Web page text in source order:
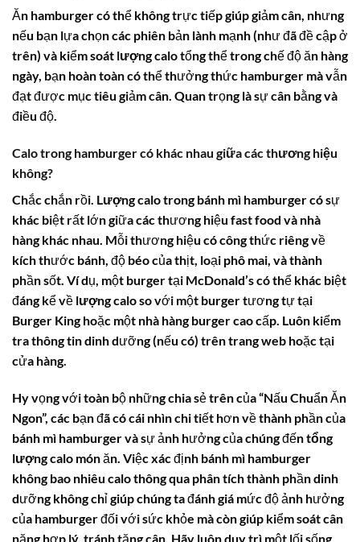
Ăn hamburger có thể không trực tiếp giúp giảm cân, nhưng
nếu bạn lựa chọn các phiên bản lành mạnh (như đã đề cập ở
trên) và kiểm soát lượng calotổng thể trong chế độ ăn hàng
ngày, bạn hoàn toàn có thể thưởng thức hamburger mà vẫn
đạt được mục tiêu giảm cân. Quan trọng là sự cân bằng và
điều độ.
Calo trong hamburger có khác nhau giữa các thương hiệu
không?
Chắc chắn rồi. Lượng calo trong bánh mì hamburgercó sự
khác biệt rất lớn giữa các thương hiệu fast food và nhà
hàng khác nhau. Mỗi thương hiệu có công thức riêng về
kích thước bánh, độ béo của thịt, loại phô mai, và thành
phần sốt. Ví dụ, một burger tại McDonald’s có thể khác biệt
đáng kể về lượng caloso với một burger tương tự tại
Burger King hoặc một nhà hàng burger cao cấp. Luôn kiểm
tra thông tin dinh dưỡng (nếu có) trên trang web hoặc tại
cửa hàng.
Hy vọng với toàn bộ những chia sẻ trên của “Nấu Chuẩn Ăn
Ngon”, các bạn đã có cái nhìn chi tiết hơn về thành phần của
bánh mì hamburgervà sự ảnh hưởng của chúng đếntổng
lượng calo món ăn. Việc xác định bánh mì hamburger
không bao nhiêu calothông qua phân tích thành phần dinh
dưỡng không chỉ giúp chúng ta đánh giá mức độ ảnh hưởng
của hamburger đối với sức khỏe mà còn giúp kiểm soát cân
nặng hợp lý, tránh tăng cân. Hãy luôn duy trì một lối sống